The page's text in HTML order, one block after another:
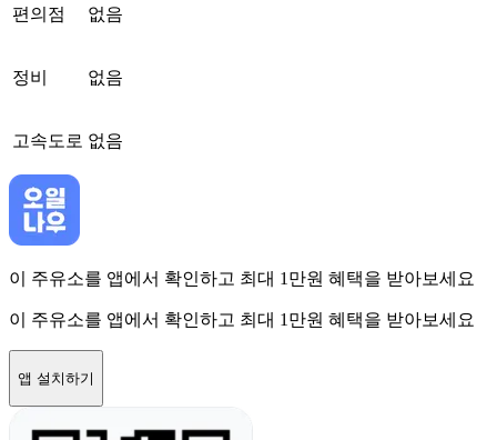
편의점 없음
정비 없음
고속도로 없음
이 주유소를 앱에서 확인하고 최대 1만원 혜택을 받아보세요
이 주유소를 앱에서 확인하고 최대 1만원 혜택을 받아보세요
앱 설치하기